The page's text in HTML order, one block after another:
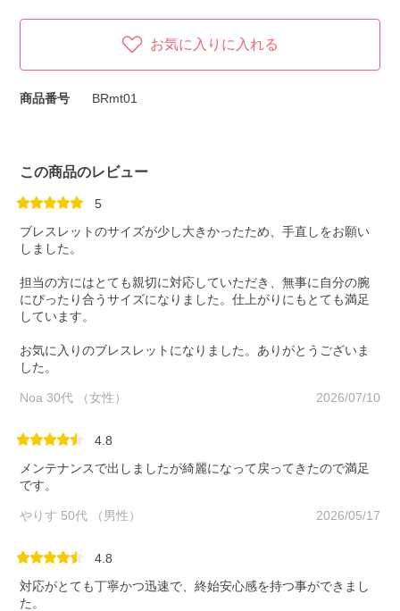
お気に入りに入れる
商品番号 BRmt01
この商品のレビュー
5
ブレスレットのサイズが少し大きかったため、手直しをお願い
しました。
担当の方にはとても親切に対応していただき、無事に自分の腕
にぴったり合うサイズになりました。仕上がりにもとても満足
しています。
お気に入りのブレスレットになりました。ありがとうございま
した。
Noa 30代 （女性） 2026/07/10
4.8
メンテナンスで出しましたが綺麗になって戻ってきたので満足
です。
やりす 50代 （男性） 2026/05/17
4.8
対応がとても丁寧かつ迅速で、終始安心感を持つ事ができまし
た。